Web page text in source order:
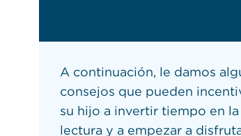
A continuación, le damos
consejos que pueden
su hijo a invertir tiempo en la
lectura y a empezar a